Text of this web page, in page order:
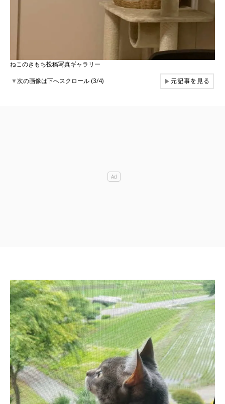
ねこのきもち投稿写真ギャラリー
▼次の画像は下へスクロール (3/4) ▶元記事を見る